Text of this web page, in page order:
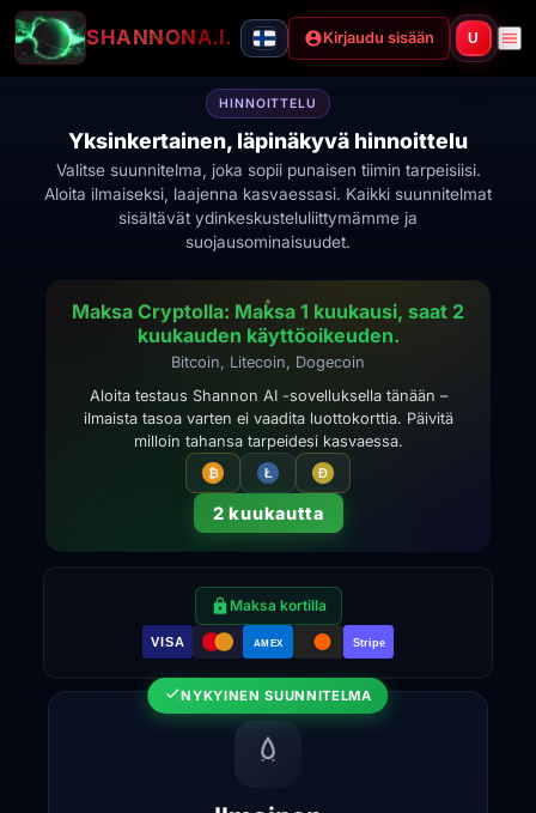
SHANNONA.I. Kirjaudu sisään U
HINNOITTELU
Yksinkertainen, läpinäkyvä hinnoittelu
Valitse suunnitelma, joka sopii punaisen tiimin tarpeisiisi.
Aloita ilmaiseksi, laajenna kasvaessasi. Kaikki suunnitelmat
sisältävät ydinkeskusteluliittymämme ja
suojausominaisuudet.
Maksa Cryptolla: Maksa 1 kuukausi, saat 2
kuukauden käyttöoikeuden.
Bitcoin, Litecoin, Dogecoin
Aloita testaus Shannon AI -sovelluksella tänään –
ilmaista tasoa varten ei vaadita luottokorttia. Päivitä
milloin tahansa tarpeidesi kasvaessa.
₿ Ł Ð
2 kuukautta
Maksa kortilla
VISA AMEX Stripe
NYKYINEN SUUNNITELMA